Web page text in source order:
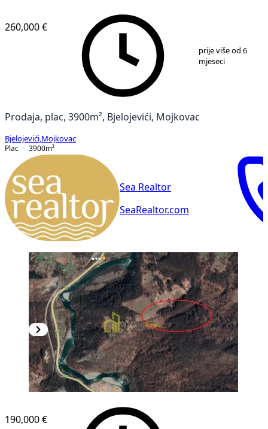
1 6
260,000 €
prije više od 6
mjeseci
Prodaja, plac, 3900m², Bjelojevići, Mojkovac
Bjelojevići Mojkovac
Plac
3900m²
Sea Realtor
SeaRealtor.com
190,000 €